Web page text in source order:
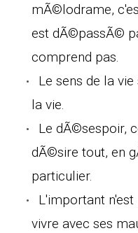
mÃ©lodrame,
est dÃ©passÃ©
comprend pas.
Le sens de la
la vie.
Le dÃ©sespoir,
dÃ©sire tout, en
particulier.
L'important
vivre avec ses